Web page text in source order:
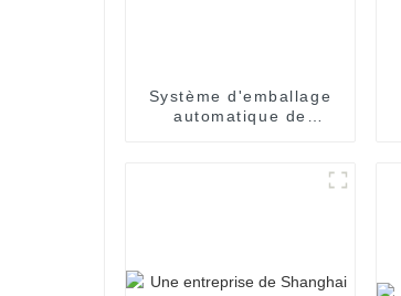
Système d'emballage
automatique de